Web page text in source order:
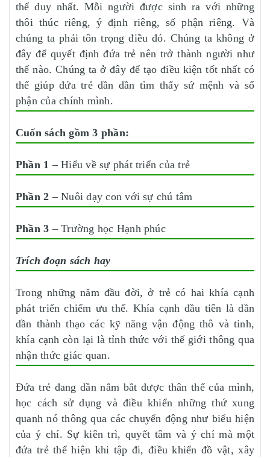
thể duy nhất. Mỗi người được sinh ra với những
thôi thúc riêng, ý định riêng, số phận riêng. Và
chúng ta phải tôn trọng điều đó. Chúng ta không ở
đây để quyết định đứa trẻ nên trở thành người như
thế nào. Chúng ta ở đây để tạo điều kiện tốt nhất có
thể giúp đứa trẻ dần dần tìm thấy sứ mệnh và số
phận của chính mình.
Cuốn sách gồm 3 phần:
Phần 1 – Hiểu về sự phát triển của trẻ
Phần 2 – Nuôi dạy con với sự chú tâm
Phần 3 – Trường học Hạnh phúc
Trích đoạn sách hay
Trong những năm đầu đời, ở trẻ có hai khía cạnh
phát triển chiếm ưu thế. Khía cạnh đầu tiên là dần
dần thành thạo các kỹ năng vận động thô và tinh,
khía cạnh còn lại là tỉnh thức với thế giới thông qua
nhận thức giác quan.
Đứa trẻ đang dần nắm bắt được thân thể của mình,
học cách sử dụng và điều khiển những thứ xung
quanh nó thông qua các chuyển động như biểu hiện
của ý chí. Sự kiên trì, quyết tâm và ý chí mà một
đứa trẻ thể hiện khi tập đi, điều khiển đồ vật, xây